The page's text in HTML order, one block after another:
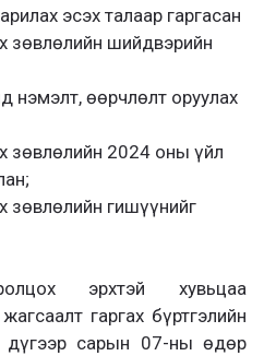
эсэх талаар гаргасан
зөвлөлийн шийдвэрийн
нэмэлт, өөрчлөлт оруулах
зөвлөлийн 2024 оны үйл
зөвлөлийн гишүүнийг
эрхтэй хувьцаа
гаргах бүртгэлийн
сарын 07-ны өдөр